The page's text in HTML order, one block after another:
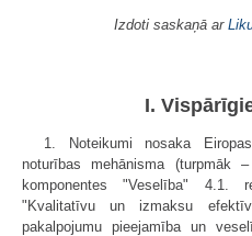
Izdoti saskaņā ar
I.
1. Noteikumi nosaka
noturības mehānisma (turpmāk
komponentes "Veselība" 4.1.
"Kvalitatīvu un izmaksu
pakalpojumu pieejamība un